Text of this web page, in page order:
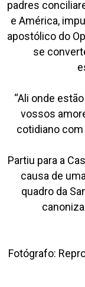
padres
e América,
apostólico do
se
“Ali onde
vossos
cotidiano com
Partiu para a
causa de
quadro da
Fotógrafo: